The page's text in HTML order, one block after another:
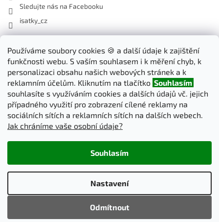
Používáme soubory cookies 🍪 a další údaje k zajištění
funkčnosti webu. S vaším souhlasem i k měření chyb, k
personalizaci obsahu našich webových stránek a k
reklamním účelům. Kliknutím na tlačítko Souhlasím
souhlasíte s využíváním cookies a dalších údajů vč. jejich
případného využití pro zobrazení cílené reklamy na
sociálních sítích a reklamních sítích na dalších webech.
Jak chráníme vaše osobní údaje?
Nastavení
Odmítnout
Souhlasím
Sledujte nás na Facebooku
isatky_cz
Odebírat newsletter
Vložte svůj e-mail a my vám budeme zasílat informace o nových
produktech na našem e-shopu.
E-mail
PŘIHLÁSIT SE
nastavení cookies